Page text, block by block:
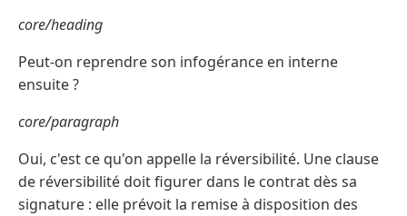
core/heading
Peut-on reprendre son infogérance en interne
ensuite ?
core/paragraph
Oui, c'est ce qu'on appelle la réversibilité. Une clause
de réversibilité doit figurer dans le contrat dès sa
signature : elle prévoit la remise à disposition des